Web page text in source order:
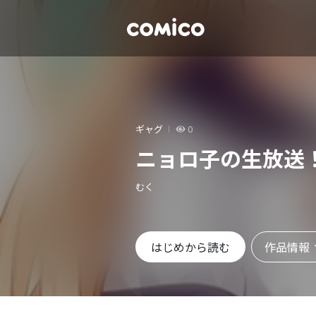
ギャグ 0
ニョロ子の生放送
むく
はじめから読む 作品情報